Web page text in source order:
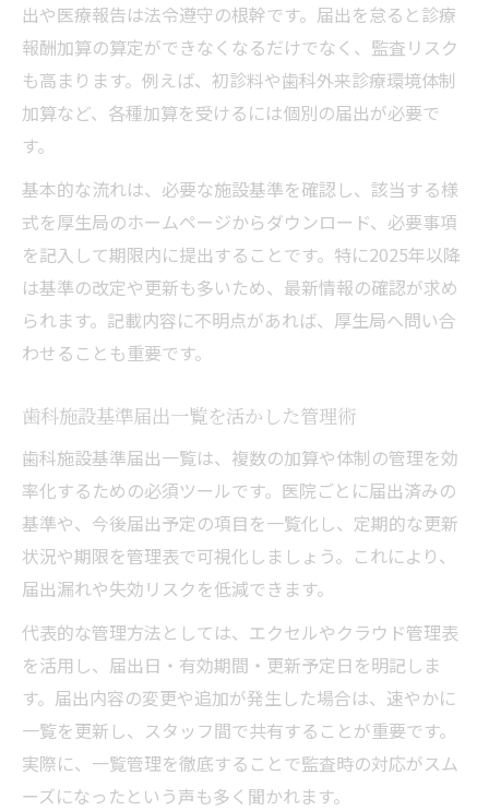
歯医者で押さえたい施設基準記録のコツ
歯医者に必須の施設基準記録管理の基本
歯科施設基準届出書き方の実践ポイント
歯医者の施設基準一覧を活用する方法
歯科ホームページ活用で基準を正確に伝え
る
記録管理に役立つ歯医者の実践ポイント解説
歯医者が実践する記録管理の工夫とは
歯科定例報告の記録精度向上テクニック
記録漏れを防ぐ歯医者のチェックリスト活
用
歯科施設基準届出様式の記録事例を紹介
やばい歯医者と差がつく記録管理の秘訣とは
やばい歯医者を避ける記録管理の基準
歯医者の記録体制で生まれる信頼性の差
歯科施設基準届出で明確になる違い
歯医者が徹底すべき記録管理の実践例
施設基準記録の質で変わる医院評価
厚生局への歯科届出・報告を効率化する方法
歯医者が実践する厚生局届出効率化術
出や医療報告は法令遵守の根幹です。届出を怠ると診療
報酬加算の算定ができなくなるだけでなく、監査リスク
も高まります。例えば、初診料や歯科外来診療環境体制
加算など、各種加算を受けるには個別の届出が必要で
す。
基本的な流れは、必要な施設基準を確認し、該当する様
式を厚生局のホームページからダウンロード、必要事項
を記入して期限内に提出することです。特に2025年以降
は基準の改定や更新も多いため、最新情報の確認が求め
られます。記載内容に不明点があれば、厚生局へ問い合
わせることも重要です。
歯科施設基準届出一覧を活かした管理術
歯科施設基準届出一覧は、複数の加算や体制の管理を効
率化するための必須ツールです。医院ごとに届出済みの
基準や、今後届出予定の項目を一覧化し、定期的な更新
状況や期限を管理表で可視化しましょう。これにより、
届出漏れや失効リスクを低減できます。
代表的な管理方法としては、エクセルやクラウド管理表
を活用し、届出日・有効期間・更新予定日を明記しま
す。届出内容の変更や追加が発生した場合は、速やかに
一覧を更新し、スタッフ間で共有することが重要です。
実際に、一覧管理を徹底することで監査時の対応がスム
ーズになったという声も多く聞かれます。